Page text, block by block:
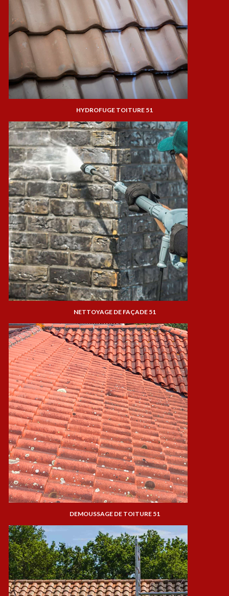
HYDROFUGE TOITURE 51
NETTOYAGE DE FAÇADE 51
DEMOUSSAGE DE TOITURE 51